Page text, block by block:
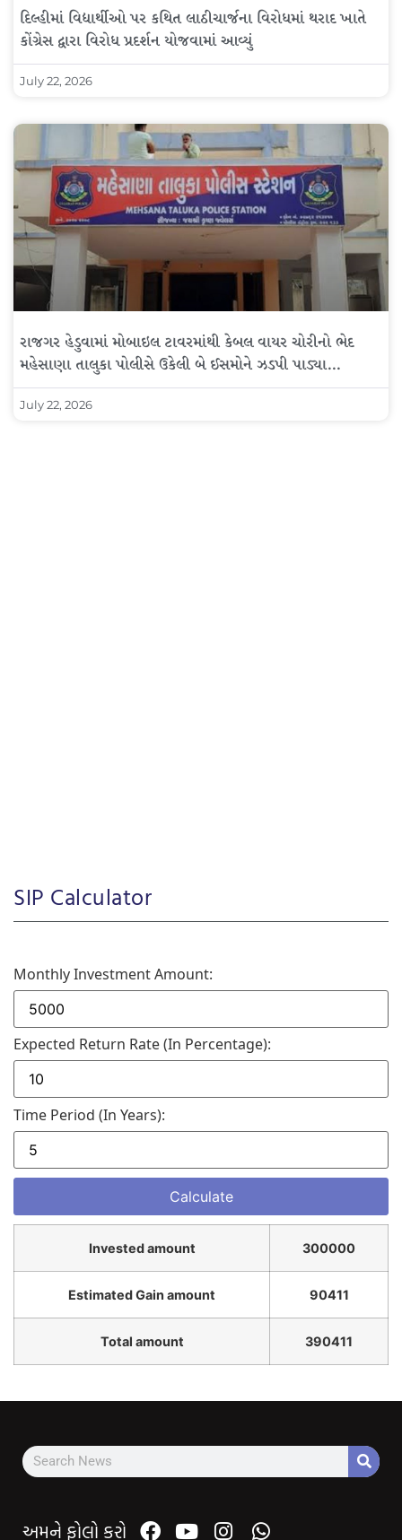
દિલ્હીમાં વિદ્યાર્થીઓ પર કથિત લાઠીચાર્જના વિરોધમાં થરાદ ખાતે
કોંગ્રેસ દ્વારા વિરોધ પ્રદર્શન યોજવામાં આવ્યું
July 22, 2026
રાજગર હેડુવામાં મોબાઇલ ટાવરમાંથી કેબલ વાયર ચોરીનો ભેદ
મહેસાણા તાલુકા પોલીસે ઉકેલી બે ઈસમોને ઝડપી પાડ્યા…
July 22, 2026
SIP Calculator
Monthly Investment Amount:
Expected Return Rate (in Percentage):
Time Period (in Years):
Invested amount 300000
Estimated Gain amount 90411
Total amount 390411
અમને ફોલો કરો